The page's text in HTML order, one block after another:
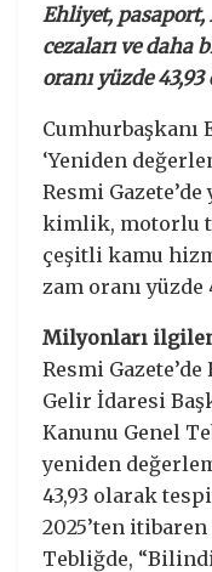
Ehliyet,
cezaları ve daha
oranı yüzde
Cumhurbaşkanı
‘Yeniden
Resmi
kimlik, motorlu
çeşitli kamu
zam oranı
Milyonları
Resmi
Gelir İdaresi
Kanunu Genel
yeniden
43,93 olarak
2025’ten
Tebliğde,